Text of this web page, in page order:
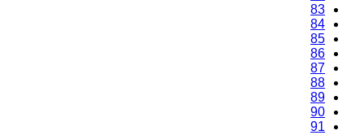
83
84
85
86
87
88
89
90
91